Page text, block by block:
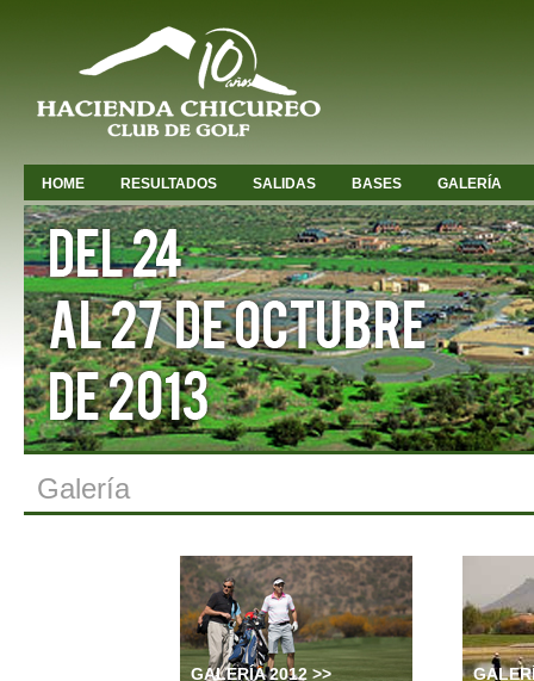
HOME RESULTADOS SALIDAS BASES GALERÍA
Galería
GALERÍA 2012 >>